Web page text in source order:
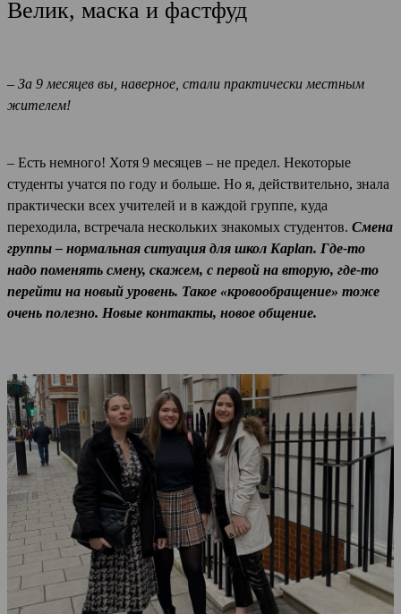
Велик, маска и фастфуд
– За 9 месяцев вы, наверное, стали практически местным
жителем!
– Есть немного! Хотя 9 месяцев – не предел. Некоторые
студенты учатся по году и больше. Но я, действительно, знала
практически всех учителей и в каждой группе, куда
переходила, встречала нескольких знакомых студентов. Смена
группы – нормальная ситуация для школ Kaplan. Где-то
надо поменять смену, скажем, с первой на вторую, где-то
перейти на новый уровень. Такое «кровообращение» тоже
очень полезно. Новые контакты, новое общение.